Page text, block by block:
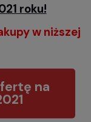
roku!
w niższej
na